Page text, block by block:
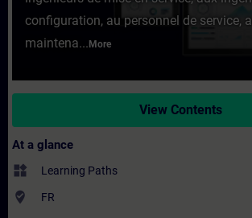
configuration, au personnel de service,
maintena... More
View Contents
At a glance
widgets Learning Paths
where_to_vote FR